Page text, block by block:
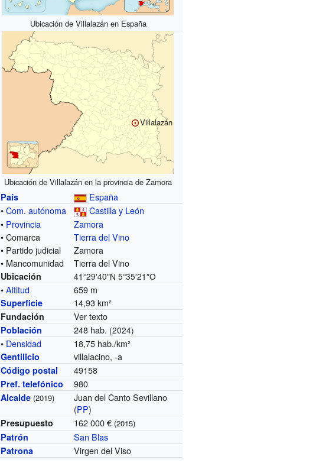
Ubicación de Villalazán en España
Villalazán
Ubicación de Villalazán en la provincia de Zamora
País
España
•Com. autónoma
Castilla y León
• Provincia
Zamora
• Comarca
Tierra del Vino
• Partido judicial
Zamora
• Mancomunidad
Tierra del Vino
Ubicación 41°29′40″N 5°35′21″O
•Altitud 659 m
Superficie 14,93 km²
Fundación Ver texto
Población 248 hab. (2024)
• Densidad 18,75 hab./km²
Gentilicio villalacino, -a
Código postal 49158
Pref. telefónico 980
Alcalde (2019)
Juan del Canto Sevillano
(PP)
Presupuesto 162 000 € (2015)
Patrón San Blas
Patrona Virgen del Viso